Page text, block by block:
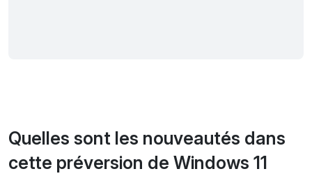
Quelles sont les nouveautés dans
cette préversion de Windows 11